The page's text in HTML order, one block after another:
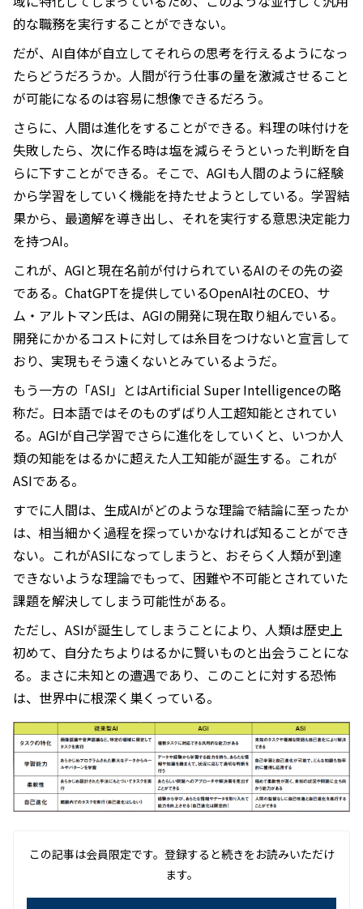
的な職務を実行することができない。
だが、AI自体が自立してそれらの思考を行えるようになっ
たらどうだろうか。人間が行う仕事の量を激減させること
が可能になるのは容易に想像できるだろう。
さらに、人間は進化をすることができる。料理の味付けを
失敗したら、次に作る時は塩を減らそうといった判断を自
らに下すことができる。そこで、AGIも人間のように経験
から学習をしていく機能を持たせようとしている。学習結
果から、最適解を導き出し、それを実行する意思決定能力
を持つAI。
これが、AGIと現在名前が付けられているAIのその先の姿
である。ChatGPTを提供しているOpenAI社のCEO、サ
ム・アルトマン氏は、AGIの開発に現在取り組んでいる。
開発にかかるコストに対しては糸目をつけないと宣言して
おり、実現もそう遠くないとみているようだ。
もう一方の「ASI」とはArtificial Super Intelligenceの略
称だ。日本語ではそのものずばり人工超知能とされてい
る。AGIが自己学習でさらに進化をしていくと、いつか人
類の知能をはるかに超えた人工知能が誕生する。これが
ASIである。
すでに人間は、生成AIがどのような理論で結論に至ったか
は、相当細かく過程を探っていかなければ知ることができ
ない。これがASIになってしまうと、おそらく人類が到達
できないような理論でもって、困難や不可能とされていた
課題を解決してしまう可能性がある。
ただし、ASIが誕生してしまうことにより、人類は歴史上
初めて、自分たちよりはるかに賢いものと出会うことにな
る。まさに未知との遭遇であり、このことに対する恐怖
は、世界中に根深く巣くっている。
この記事は会員限定です。登録すると続きをお読みいただけ
ます。